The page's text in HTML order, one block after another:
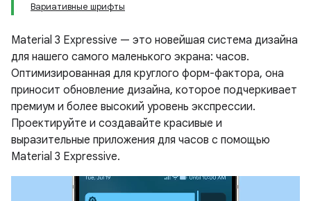
Вариативные шрифты
Material 3 Expressive — это новейшая система дизайна
для нашего самого маленького экрана: часов.
Оптимизированная для круглого форм-фактора, она
приносит обновление дизайна, которое подчеркивает
премиум и более высокий уровень экспрессии.
Проектируйте и создавайте красивые и
выразительные приложения для часов с помощью
Material 3 Expressive.